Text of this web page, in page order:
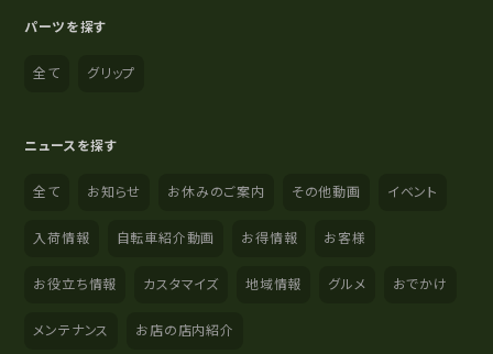
パーツを探す
全て グリップ
ニュースを探す
全て お知らせ お休みのご案内 その他動画 イベント
入荷情報 自転車紹介動画 お得情報 お客様
お役立ち情報 カスタマイズ 地域情報 グルメ おでかけ
メンテナンス お店の店内紹介